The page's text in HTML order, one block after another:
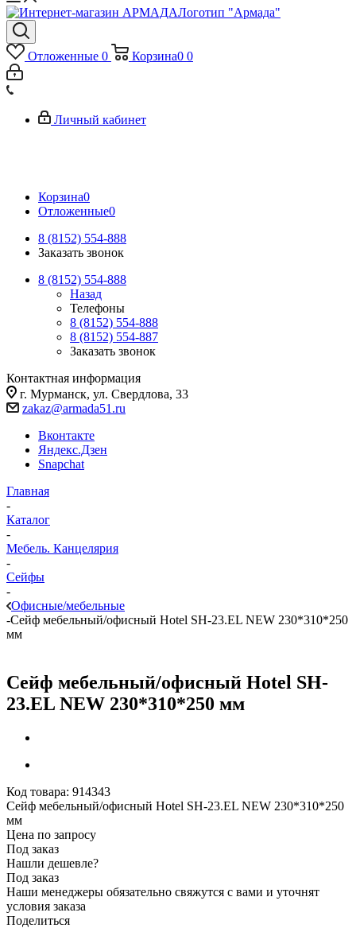
Логотип "Армада"
Отложенные 0 Корзина0 0
Личный кабинет
Корзина0
Отложенные0
8 (8152) 554-888
Заказать звонок
8 (8152) 554-888
Назад
Телефоны
8 (8152) 554-888
8 (8152) 554-887
Заказать звонок
Контактная информация
г. Мурманск, ул. Свердлова, 33
zakaz@armada51.ru
Вконтакте
Яндекс.Дзен
Snapchat
Главная
-
Каталог
-
Мебель. Канцелярия
-
Сейфы
-
Офисные/мебельные
-Сейф мебельный/офисный Hotel SH-23.EL NEW 230*310*250
мм
Сейф мебельный/офисный Hotel SH-
23.EL NEW 230*310*250 мм
Код товара: 914343
Сейф мебельный/офисный Hotel SH-23.EL NEW 230*310*250
мм
Цена по запросу
Под заказ
Нашли дешевле?
Под заказ
Наши менеджеры обязательно свяжутся с вами и уточнят
условия заказа
Поделиться